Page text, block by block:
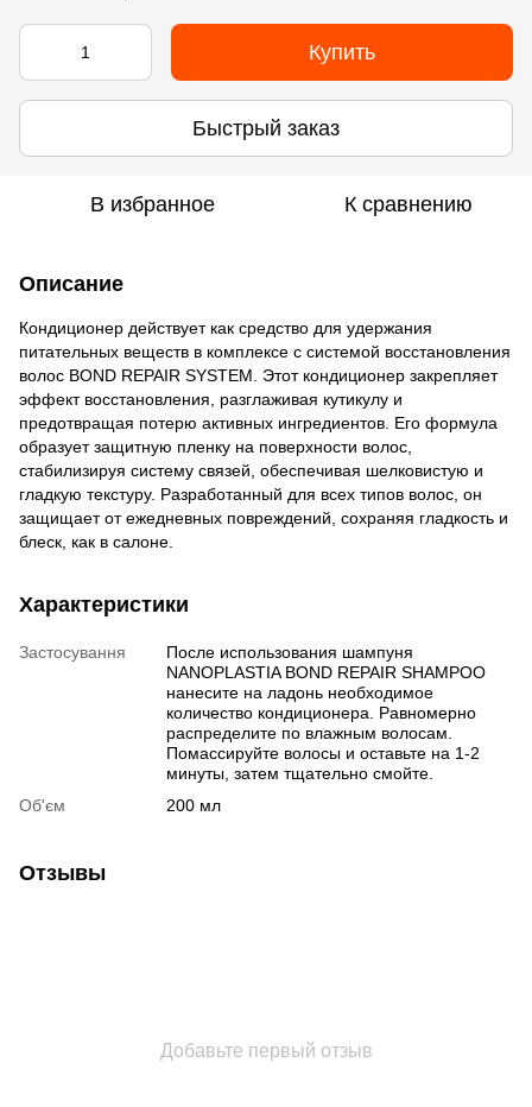
Купить
Быстрый заказ
В избранное К сравнению
Описание
Кондиционер действует как средство для удержания
питательных веществ в комплексе с системой восстановления
волос BOND REPAIR SYSTEM. Этот кондиционер закрепляет
эффект восстановления, разглаживая кутикулу и
предотвращая потерю активных ингредиентов. Его формула
образует защитную пленку на поверхности волос,
стабилизируя систему связей, обеспечивая шелковистую и
гладкую текстуру. Разработанный для всех типов волос, он
защищает от ежедневных повреждений, сохраняя гладкость и
блеск, как в салоне.
Характеристики
Застосування
После использования шампуня
NANOPLASTIA BOND REPAIR SHAMPOO
нанесите на ладонь необходимое
количество кондиционера. Равномерно
распределите по влажным волосам.
Помассируйте волосы и оставьте на 1-2
минуты, затем тщательно смойте.
Об'єм
200 мл
Отзывы
Добавьте первый отзыв